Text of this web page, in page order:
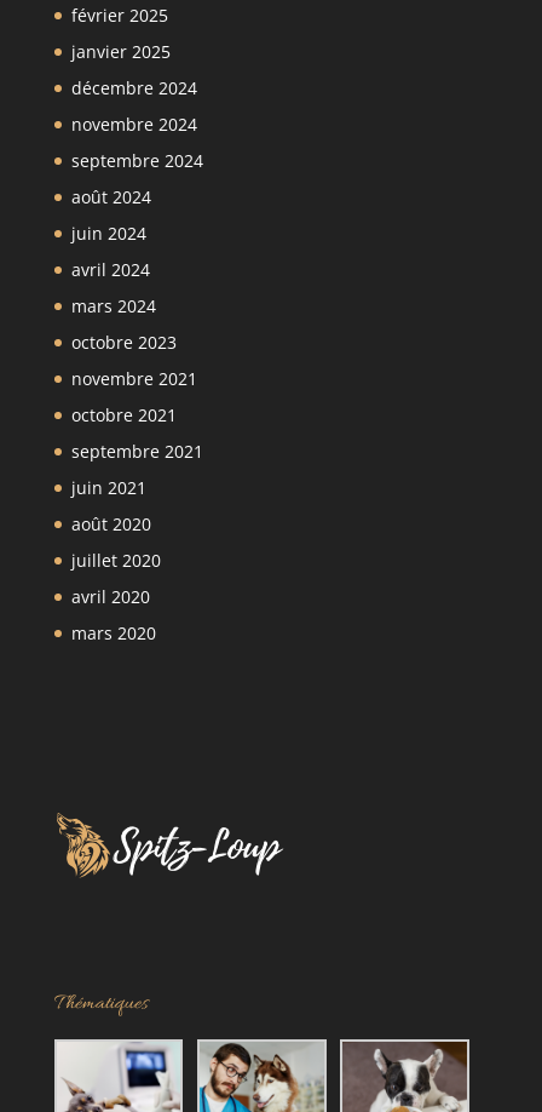
février 2025
janvier 2025
décembre 2024
novembre 2024
septembre 2024
août 2024
juin 2024
avril 2024
mars 2024
octobre 2023
novembre 2021
octobre 2021
septembre 2021
juin 2021
août 2020
juillet 2020
avril 2020
mars 2020
Thématiques